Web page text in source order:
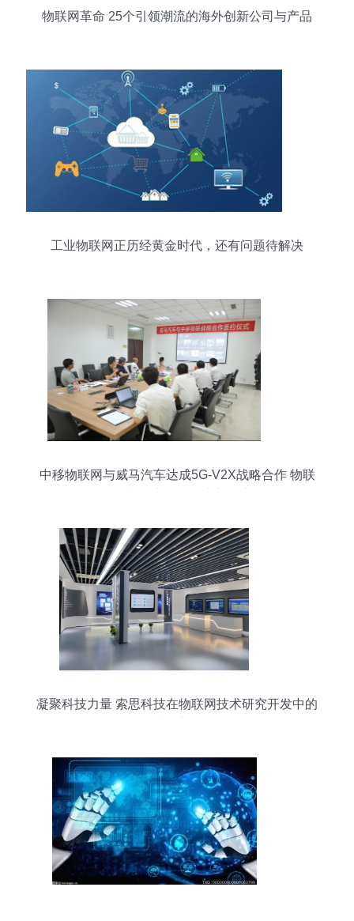
物联网革命 25个引领潮流的海外创新公司与产品
工业物联网正历经黄金时代，还有问题待解决
中移物联网与威马汽车达成5G-V2X战略合作 物联
凝聚科技力量 索思科技在物联网技术研究开发中的